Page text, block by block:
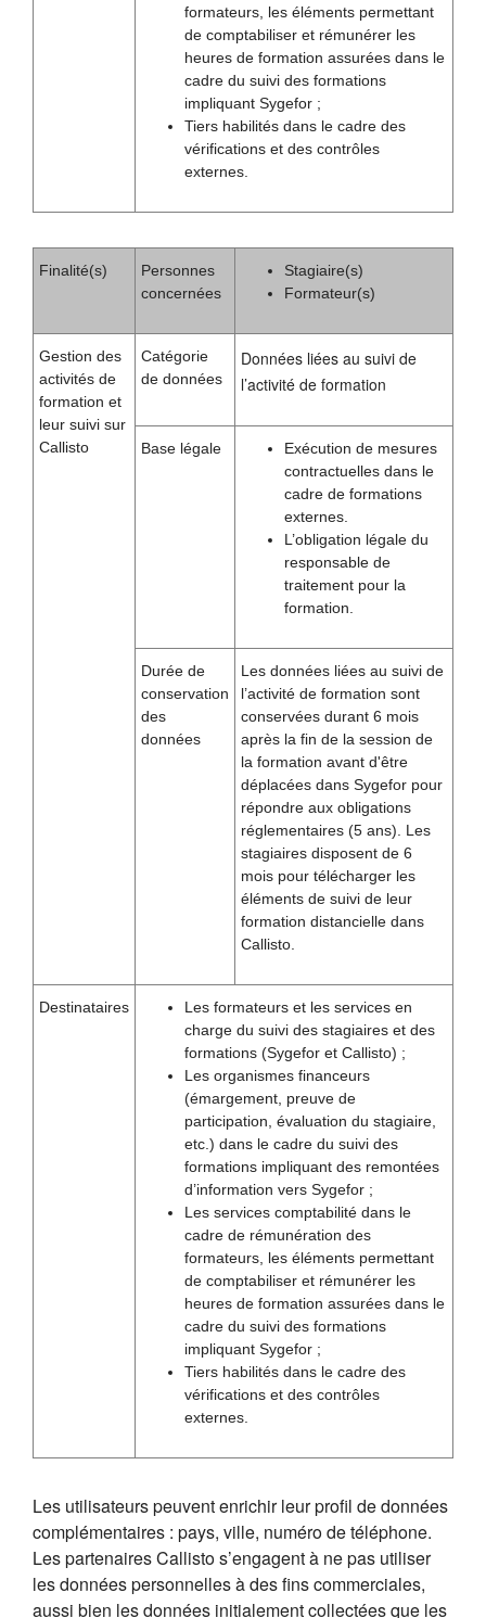
formateurs, les éléments permettant
de comptabiliser et rémunérer les
heures de formation assurées dans le
cadre du suivi des formations
impliquant Sygefor ;
Tiers habilités dans le cadre des
vérifications et des contrôles
externes.
Finalité(s)
Personnes
concernées
Stagiaire(s)
Formateur(s)
Gestion des
activités de
formation et
leur suivi sur
Callisto
Catégorie
de données
Données liées au suivi de
l’activité de formation
Base légale
Exécution de mesures
contractuelles dans le
cadre de formations
externes.
L’obligation légale du
responsable de
traitement pour la
formation.
Durée de
conservation
des
données
Les données liées au suivi de
l’activité de formation sont
conservées durant 6 mois
après la fin de la session de
la formation avant d'être
déplacées dans Sygefor pour
répondre aux obligations
réglementaires (5 ans). Les
stagiaires disposent de 6
mois pour télécharger les
éléments de suivi de leur
formation distancielle dans
Callisto.
Destinataires
Les formateurs et les services en
charge du suivi des stagiaires et des
formations (Sygefor et Callisto) ;
Les organismes financeurs
(émargement, preuve de
participation, évaluation du stagiaire,
etc.) dans le cadre du suivi des
formations impliquant des remontées
d’information vers Sygefor ;
Les services comptabilité dans le
cadre de rémunération des
formateurs, les éléments permettant
de comptabiliser et rémunérer les
heures de formation assurées dans le
cadre du suivi des formations
impliquant Sygefor ;
Tiers habilités dans le cadre des
vérifications et des contrôles
externes.
Les utilisateurs peuvent enrichir leur profil de données
complémentaires : pays, ville, numéro de téléphone.
Les partenaires Callisto s’engagent à ne pas utiliser
les données personnelles à des fins commerciales,
aussi bien les données initialement collectées que les